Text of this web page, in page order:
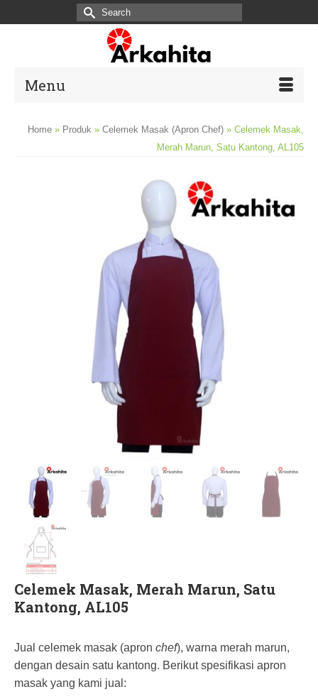
Search
Menu
Home » Produk » Celemek Masak (Apron Chef) » Celemek Masak,
Merah Marun, Satu Kantong, AL105
Celemek Masak, Merah Marun, Satu
Kantong, AL105
Jual celemek masak (apron chef), warna merah marun,
dengan desain satu kantong. Berikut spesifikasi apron
masak yang kami jual: